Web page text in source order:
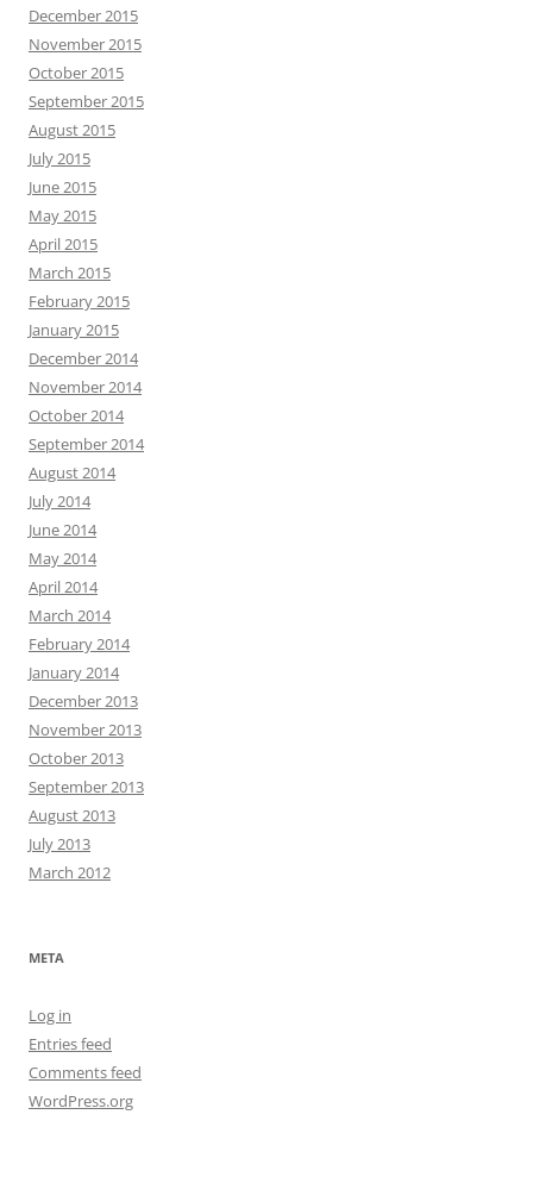
December 2015
November 2015
October 2015
September 2015
August 2015
July 2015
June 2015
May 2015
April 2015
March 2015
February 2015
January 2015
December 2014
November 2014
October 2014
September 2014
August 2014
July 2014
June 2014
May 2014
April 2014
March 2014
February 2014
January 2014
December 2013
November 2013
October 2013
September 2013
August 2013
July 2013
March 2012
META
Log in
Entries feed
Comments feed
WordPress.org